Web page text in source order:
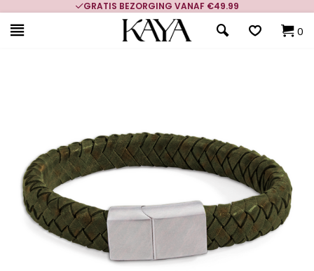
GRATIS BEZORGING VANAF €49.99
0